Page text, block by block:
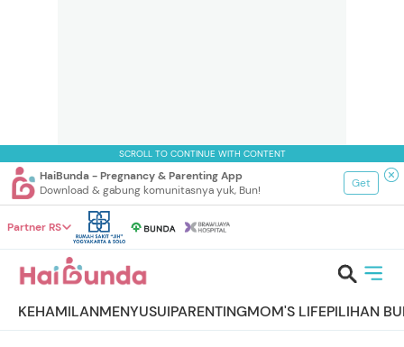
SCROLL TO CONTINUE WITH CONTENT
HaiBunda - Pregnancy & Parenting App
Download & gabung komunitasnya yuk, Bun!
Get
Partner RS
KEHAMILANMENYUSUIPARENTINGMOM'S LIFEPILIHAN